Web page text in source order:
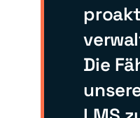
Die